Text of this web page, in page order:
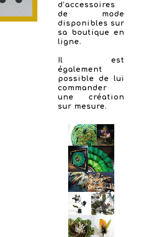
d’accessoires
de mode
disponibles sur
sa boutique en
ligne.
Il est
également
possible de lui
commander
une création
sur mesure.